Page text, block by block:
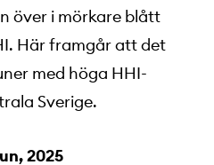
över i mörkare blått
Här framgår att det
med höga HHI-
Sverige.
2025